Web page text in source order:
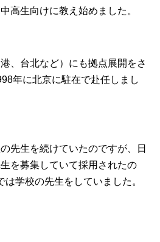
高生向けに教え始めました。
、台北など）にも拠点展開をさ
年に北京に駐在で赴任しまし
先生を続けていたのですが、日
を募集していて採用されたの
学校の先生をしていました。